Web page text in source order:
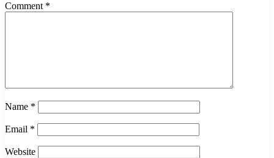
Comment *
Name *
Email *
Website